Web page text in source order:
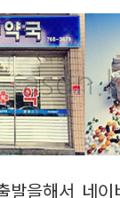
발을해서 네